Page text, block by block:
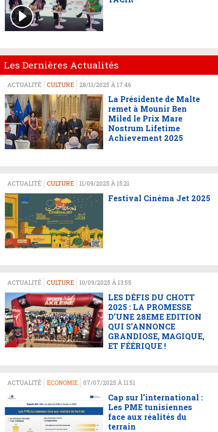
Les Dernières Actualités
ACTUALITÉ CULTURE 28/11/2025 À 17:46
La Présidente de Malte
remet à Mounir Ben
Miled le Prix Mare
Nostrum Lifetime
Achievement 2025
ACTUALITÉ CULTURE 11/09/2025 À 15:21
Festival Cinéma Jet 2025
ACTUALITÉ CULTURE 10/09/2025 À 13:55
LES DÉFIS DU CHOTT
2025 : LA PROMESSE
D’UNE 28EME EDITION
QUI S’ANNONCE
GRANDIOSE, MAGIQUE,
ET FÉÉRIQUE !
ACTUALITÉ ECONOMIE 07/07/2025 À 11:51
Cap sur l’international :
Les PME tunisiennes
face aux réalités du
terrain